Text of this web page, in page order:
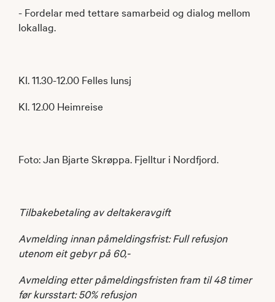
- Fordelar med tettare samarbeid og dialog mellom
lokallag.
Kl. 11.30-12.00 Felles lunsj
Kl. 12.00 Heimreise
Foto: Jan Bjarte Skrøppa. Fjelltur i Nordfjord.
Tilbakebetaling av deltakeravgift
Avmelding innan påmeldingsfrist: Full refusjon
utenom eit gebyr på 60,-
Avmelding etter påmeldingsfristen fram til 48 timer
før kursstart: 50% refusjon